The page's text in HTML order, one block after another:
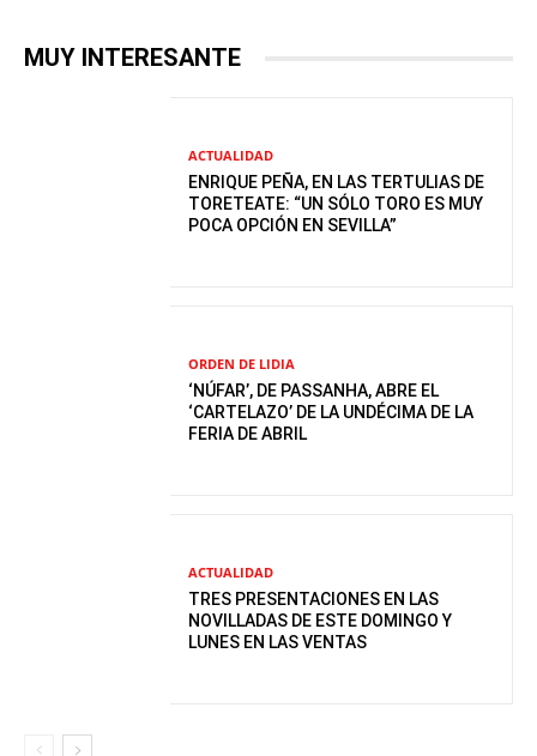
MUY INTERESANTE
ACTUALIDAD
ENRIQUE PEÑA, EN LAS TERTULIAS DE
TORETEATE: “UN SÓLO TORO ES MUY
POCA OPCIÓN EN SEVILLA”
ORDEN DE LIDIA
‘NÚFAR’, DE PASSANHA, ABRE EL
‘CARTELAZO’ DE LA UNDÉCIMA DE LA
FERIA DE ABRIL
ACTUALIDAD
TRES PRESENTACIONES EN LAS
NOVILLADAS DE ESTE DOMINGO Y
LUNES EN LAS VENTAS